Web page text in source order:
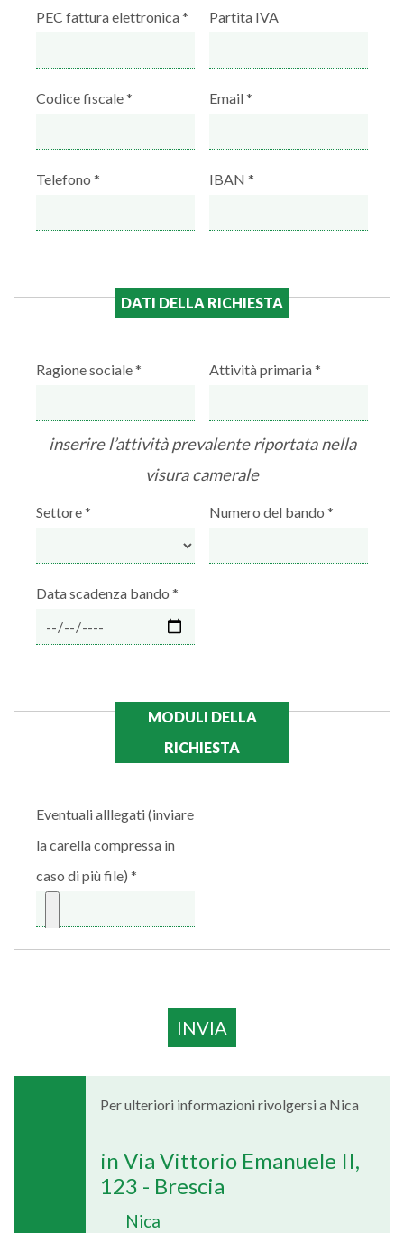
PEC fattura elettronica Partita IVA
Codice fiscale Email
Telefono IBAN
DATI DELLA RICHIESTA
Ragione sociale Attività primaria
inserire l’attività prevalente riportata nella
visura camerale
Settore Numero del bando
Data scadenza bando
MODULI DELLA
RICHIESTA
Eventuali alllegati (inviare
la carella compressa in
caso di più file)
Per ulteriori informazioni rivolgersi a Nica
in Via Vittorio Emanuele II,
123 - Brescia
Nica